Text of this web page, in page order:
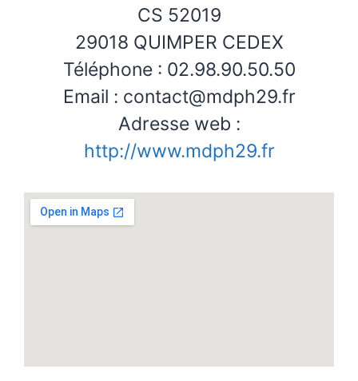
CS 52019
29018 QUIMPER CEDEX
Téléphone : 02.98.90.50.50
Email : contact@mdph29.fr
Adresse web :
http://www.mdph29.fr